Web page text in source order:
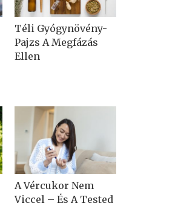
Téli Gyógynövény-
Pajzs A Megfázás
Ellen
A Vércukor Nem
Viccel – És A Tested